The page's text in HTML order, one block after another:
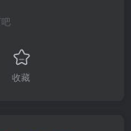
收藏